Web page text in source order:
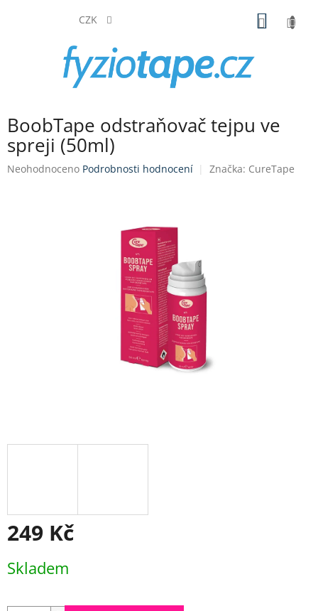
CZK
BoobTape odstraňovač tejpu ve
spreji (50ml)
Průměrné
Neohodnoceno Podrobnosti hodnocení Značka: CureTape
249 Kč
cena:
Skladem